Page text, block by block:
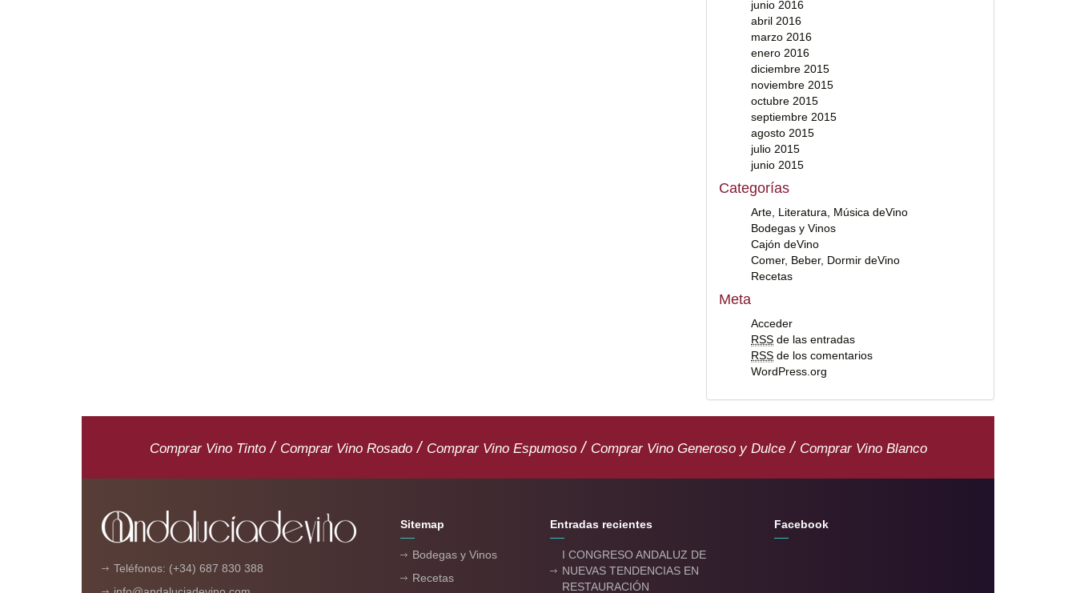
junio 2016
abril 2016
marzo 2016
enero 2016
diciembre 2015
noviembre 2015
octubre 2015
septiembre 2015
agosto 2015
julio 2015
junio 2015
Categorías
Arte, Literatura, Música deVino
Bodegas y Vinos
Cajón deVino
Comer, Beber, Dormir deVino
Recetas
Meta
Acceder
RSS de las entradas
RSS de los comentarios
WordPress.org
Comprar Vino Tinto/ Comprar Vino Rosado/ Comprar Vino Espumoso/ Comprar Vino Generoso y Dulce/ Comprar Vino Blanco
Teléfonos: (+34) 687 830 388
Sitemap
Bodegas y Vinos
Recetas
Entradas recientes
I CONGRESO ANDALUZ DE
NUEVAS TENDENCIAS EN
RESTAURACIÓN
Facebook